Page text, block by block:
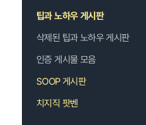
팁과 노하우 게시판
삭제된 팁과 노하우 게시판
인증 게시물 모음
SOOP 게시판
치지직 팟벤